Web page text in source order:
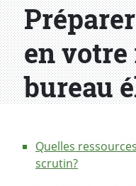
en votre
bureau
Quelles
scrutin?